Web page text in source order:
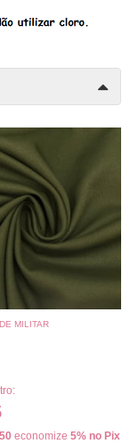
MILITAR
economize 5% no Pix